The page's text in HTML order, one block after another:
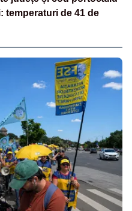
temperaturi de 41 de